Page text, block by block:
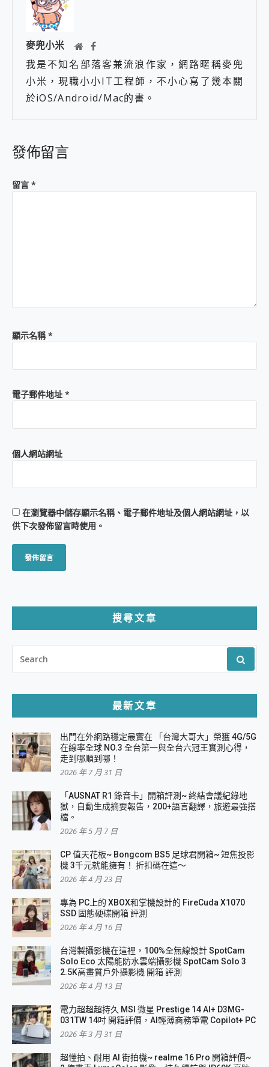
麥兜小米
我是不知名部落客兼流浪作家，網路暱稱麥兜
小米，現職小小IT工程師，不小心寫了幾本關
於iOS/Android/Mac的書。
發佈留言
留言 *
顯示名稱*
電子郵件地址 *
個人網站網址
在瀏覽器中儲存顯示名稱、電子郵件地址及個人網站網址，以
供下次發佈留言時使用。
搜尋文章
FOR:
最新文章
出門在外網路穩定最實在 「台灣大哥大」榮獲 4G/5G
在線率全球 NO.3 全台第一與全台六冠王實測心得，
走到哪順到哪！
2026 年 7 月 31 日
「AUSNAT R1 錄音卡」開箱評測~ 終結會議紀錄地
獄，自動生成摘要報告，200+語言翻譯，旅遊最強搭
檔。
2026 年 5 月 7 日
CP 值天花板~ Bongcom BS5 足球君開箱~ 短焦投影
機 3千元就能擁有！ 折扣碼在這～
2026 年 4 月 23 日
專為 PC上的 XBOX和掌機設計的 FireCuda X1070
SSD 固態硬碟開箱 評測
2026 年 4 月 16 日
台灣製攝影機在這裡，100%全無線設計 SpotCam
Solo Eco 太陽能防水雲端攝影機 SpotCam Solo 3
2.5K高畫質戶外攝影機 開箱 評測
2026 年 4 月 13 日
電力超超超持久 MSI 微星 Prestige 14 AI+ D3MG-
031TW 14吋 開箱評價，AI輕薄商務筆電 Copilot+ PC
2026 年 3 月 31 日
超懂拍、耐用 AI 街拍機~ realme 16 Pro 開箱評價~